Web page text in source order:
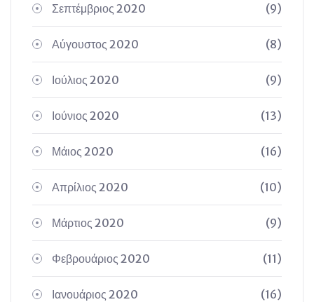
Σεπτέμβριος 2020 (9)
Αύγουστος 2020 (8)
Ιούλιος 2020 (9)
Ιούνιος 2020 (13)
Μάιος 2020 (16)
Απρίλιος 2020 (10)
Μάρτιος 2020 (9)
Φεβρουάριος 2020 (11)
Ιανουάριος 2020 (16)